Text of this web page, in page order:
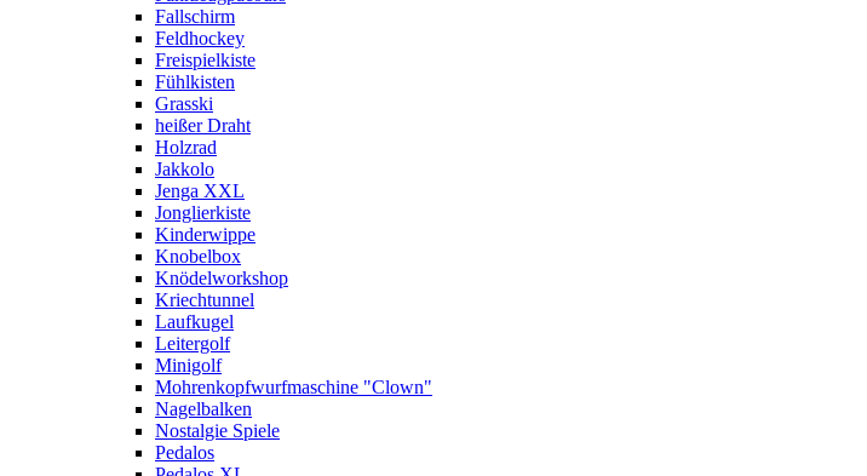
Fallschirm
Feldhockey
Freispielkiste
Fühlkisten
Grasski
heißer Draht
Holzrad
Jakkolo
Jenga XXL
Jonglierkiste
Kinderwippe
Knobelbox
Knödelworkshop
Kriechtunnel
Laufkugel
Leitergolf
Minigolf
Mohrenkopfwurfmaschine "Clown"
Nagelbalken
Nostalgie Spiele
Pedalos